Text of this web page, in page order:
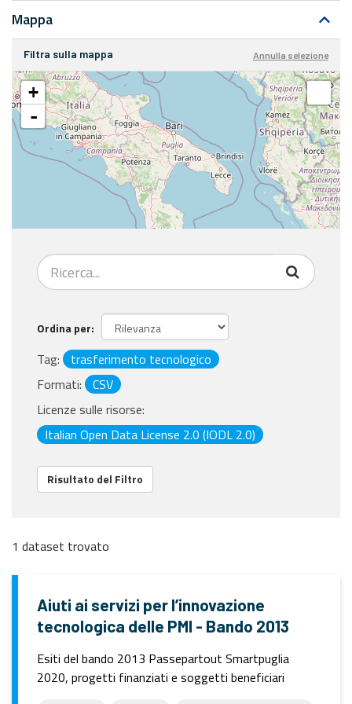
Mappa
Filtra sulla mappa Annulla selezione
+
-
Ordina per
Tag:
trasferimento tecnologico
Formati:
CSV
Licenze sulle risorse:
Italian Open Data License 2.0 (IODL 2.0)
Risultato del Filtro
1 dataset trovato
Aiuti ai servizi per l’innovazione
tecnologica delle PMI - Bando 2013
Esiti del bando 2013 Passepartout Smartpuglia
2020, progetti finanziati e soggetti beneficiari